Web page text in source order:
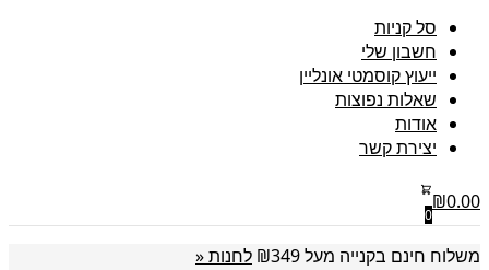
סל קניות
חשבון שלי
ייעוץ קוסמטי אונליין
שאלות נפוצות
אודות
יצירת קשר
₪0.00
0
משלוח חינם בקנייה מעל ₪349
לחנות «